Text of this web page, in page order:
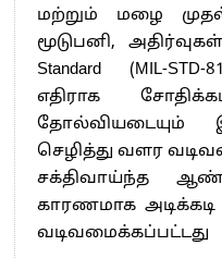
மற்றும் மழை முதல்
மூடுபனி,
Standard (MIL-
எதிராக
தோல்வியடையும்
செழித்து வளர
சக்திவாய்ந்த
காரணமாக
வடிவமைக்கப்பட்டது